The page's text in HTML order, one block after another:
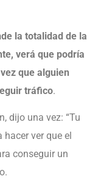
la totalidad de la
verá que podría
que alguien
tráfico.
dijo una vez: “Tu
hacer ver que el
conseguir un